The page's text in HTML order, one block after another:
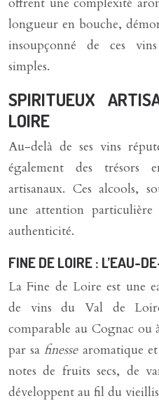
longueur en bouche,
insoupçonné de ces
simples.
SPIRITUEUX
LOIRE
Au-delà de ses vins
également des trésors
artisanaux. Ces alcools,
une attention
authenticité.
FINE DE LOIRE : L’EAU-
La Fine de Loire est une
de vins du Val de
comparable au Cognac ou
par safinesse aromatique
notes de fruits secs, de
développent au fil du